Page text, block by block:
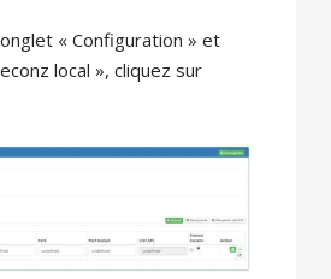
« Configuration » et
local », cliquez sur